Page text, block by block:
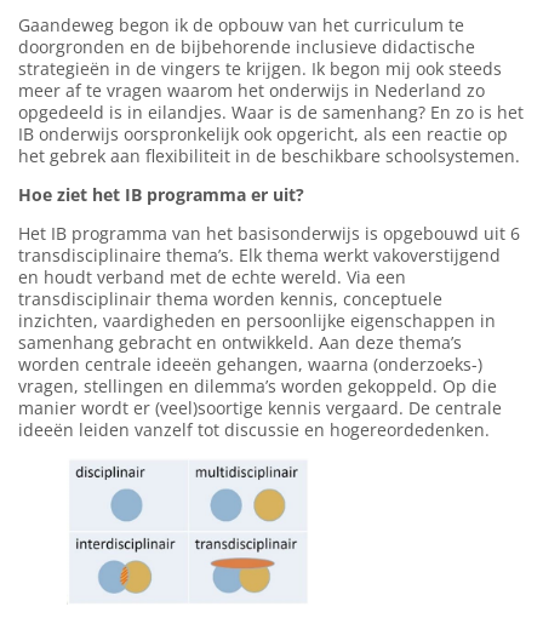
Gaandeweg begon ik de opbouw van het curriculum te
doorgronden en de bijbehorende inclusieve didactische
strategieën in de vingers te krijgen. Ik begon mij ook steeds
meer af te vragen waarom het onderwijs in Nederland zo
opgedeeld is in eilandjes. Waar is de samenhang? En zo is het
IB onderwijs oorspronkelijk ook opgericht, als een reactie op
het gebrek aan flexibiliteit in de beschikbare schoolsystemen.
Hoe ziet het IB programma er uit?
Het IB programma van het basisonderwijs is opgebouwd uit 6
transdisciplinaire thema’s. Elk thema werkt vakoverstijgend
en houdt verband met de echte wereld. Via een
transdisciplinair thema worden kennis, conceptuele
inzichten, vaardigheden en persoonlijke eigenschappen in
samenhang gebracht en ontwikkeld. Aan deze thema’s
worden centrale ideeën gehangen, waarna (onderzoeks-)
vragen, stellingen en dilemma’s worden gekoppeld. Op die
manier wordt er (veel)soortige kennis vergaard. De centrale
ideeën leiden vanzelf tot discussie en hogereordedenken.